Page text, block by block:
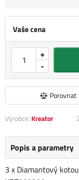
Vaše cena
-
+
Porovnat
Výrobce: Kreator
Popis a parametry
3 x Diamantový